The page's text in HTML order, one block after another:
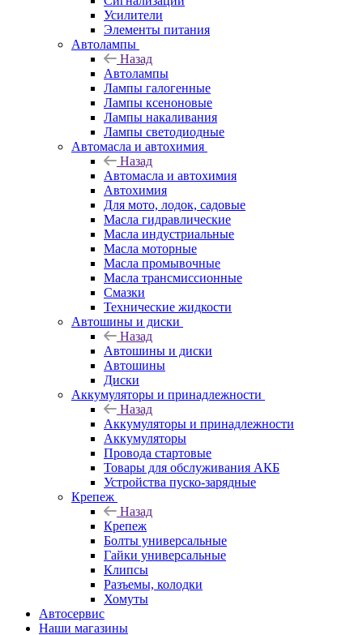
Усилители
Элементы питания
Автолампы
Назад
Автолампы
Лампы галогенные
Лампы ксеноновые
Лампы накаливания
Лампы светодиодные
Автомасла и автохимия
Назад
Автомасла и автохимия
Автохимия
Для мото, лодок, садовые
Масла гидравлические
Масла индустриальные
Масла моторные
Масла промывочные
Масла трансмиссионные
Смазки
Технические жидкости
Автошины и диски
Назад
Автошины и диски
Автошины
Диски
Аккумуляторы и принадлежности
Назад
Аккумуляторы и принадлежности
Аккумуляторы
Провода стартовые
Товары для обслуживания АКБ
Устройства пуско-зарядные
Крепеж
Назад
Крепеж
Болты универсальные
Гайки универсальные
Клипсы
Разъемы, колодки
Хомуты
Автосервис
Наши магазины